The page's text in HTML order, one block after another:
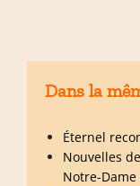
Dans la
Éternel
Nouvelles
Notre-